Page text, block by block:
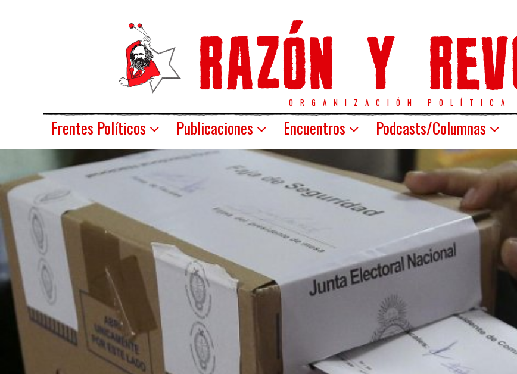
ORGANIZACIÓN POLÍTICA
Frentes Políticos Publicaciones Encuentros Podcasts/Columnas